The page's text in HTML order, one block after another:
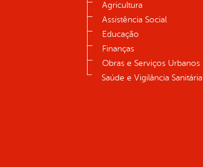
Agricultura
Assistência Social
Educação
Finanças
Obras e Serviços Urbanos
Saúde e Vigilância Sanitária